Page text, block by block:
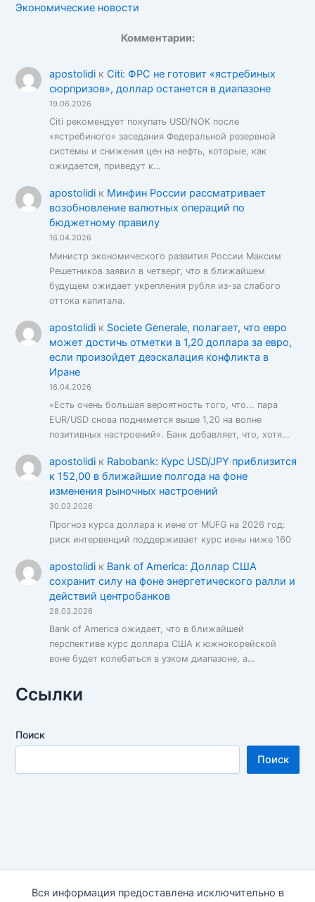
Экономические новости
Комментарии:
apostolidiк Citi: ФРС не готовит «ястребиных
сюрпризов», доллар останется в диапазоне
19.06.2026
Citi рекомендует покупать USD/NOK после
«ястребиного» заседания Федеральной резервной
системы и снижения цен на нефть, которые, как
ожидается, приведут к…
apostolidiк Минфин России рассматривает
возобновление валютных операций по
бюджетному правилу
16.04.2026
Министр экономического развития России Максим
Решетников заявил в четверг, что в ближайшем
будущем ожидает укрепления рубля из-за слабого
оттока капитала.
apostolidiк Societe Generale, полагает, что евро
может достичь отметки в 1,20 доллара за евро,
если произойдет деэскалация конфликта в
Иране
16.04.2026
«Есть очень большая вероятность того, что... пара
EUR/USD снова поднимется выше 1,20 на волне
позитивных настроений». Банк добавляет, что, хотя…
apostolidiк Rabobank: Курс USD/JPY приблизится
к 152,00 в ближайшие полгода на фоне
изменения рыночных настроений
30.03.2026
Прогноз курса доллара к иене от MUFG на 2026 год:
риск интервенций поддерживает курс иены ниже 160
apostolidiк Bank of America: Доллар США
сохранит силу на фоне энергетического ралли и
действий центробанков
28.03.2026
Bank of America ожидает, что в ближайшей
перспективе курс доллара США к южнокорейской
воне будет колебаться в узком диапазоне, а…
Ссылки
Поиск
Поиск
Вся информация предоставлена исключительно в